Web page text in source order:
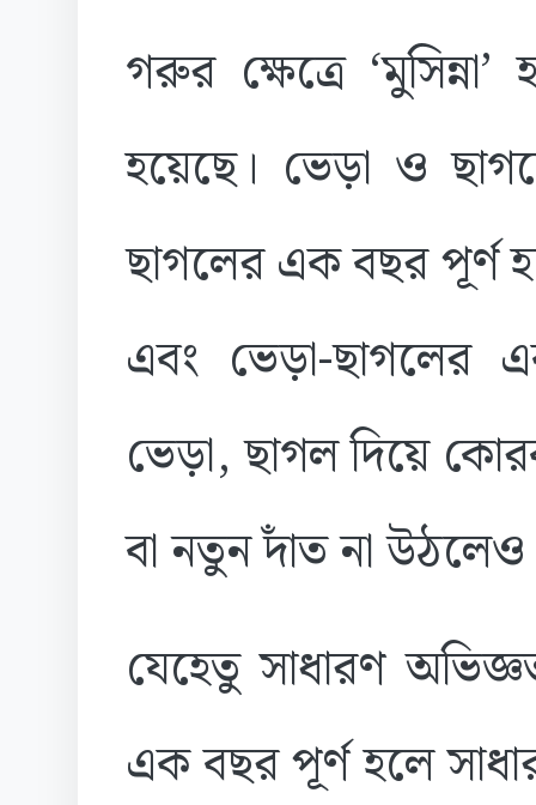
গরুর ক্ষেত্রে
হয়েছে। ভেড়া ও
ছাগলের এক বছর পূর্ণ
এবং ভেড়া-
ভেড়া, ছাগল দিয়ে
বা নতুন দাঁত না
যেহেতু সাধারণ
এক বছর পূর্ণ হলে